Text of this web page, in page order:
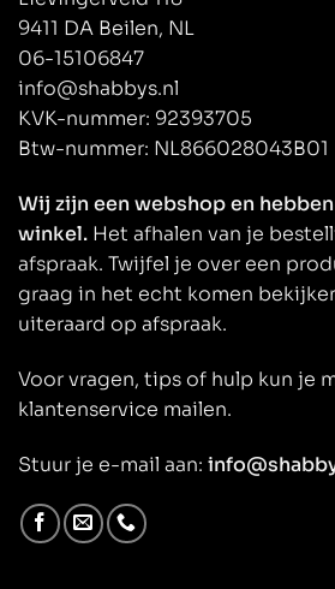
9411 DA Beilen, NL
06-15106847
info@shabbys.nl
KVK-nummer: 92393705
Btw-nummer: NL866028043B01
Wij zijn een webshop en
winkel. Het afhalen van je
afspraak. Twijfel je over een
graag in het echt komen
uiteraard op afspraak.
Voor vragen, tips of hulp kun je
klantenservice mailen.
Stuur je e-mail aan: